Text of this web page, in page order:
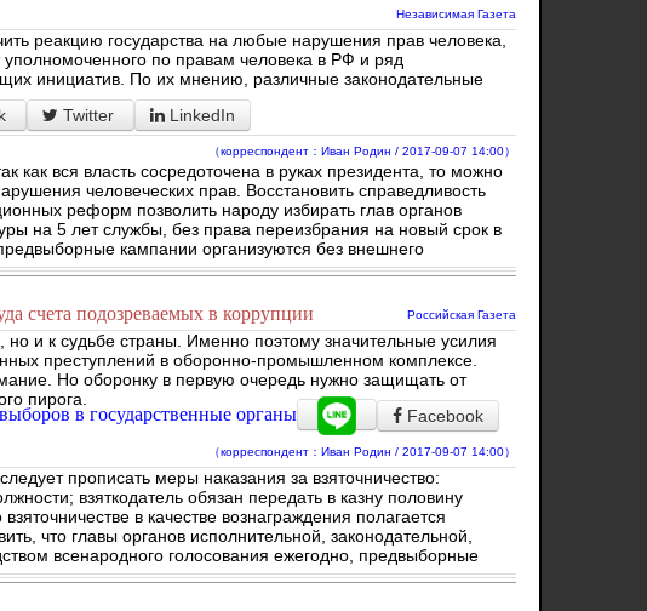
Независимая Газета
реакцию государства на любые нарушения прав человека,
по правам человека в РФ и ряд
инициатив. По их мнению, различные законодательные
Twitter LinkedIn
（корреспондент：Иван Родин / 2017-09-07 14:00）
как вся власть сосредоточена в руках президента, то можно
человеческих прав. Восстановить справедливость
реформ позволить народу избирать глав органов
на 5 лет службы, без права переизбрания на новый срок в
кампании организуются без внешнего
счета подозреваемых в коррупции Российская Газета
и к судьбе страны. Именно поэтому значительные усилия
преступлений в оборонно-промышленном комплексе.
Но оборонку в первую очередь нужно защищать от
пирога.
в государственные органы
Facebook
（корреспондент：Иван Родин / 2017-09-07 14:00）
прописать меры наказания за взяточничество:
взяткодатель обязан передать в казну половину
в качестве вознаграждения полагается
что главы органов исполнительной, законодательной,
всенародного голосования ежегодно, предвыборные